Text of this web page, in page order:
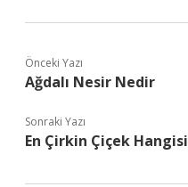
Önceki Yazı
Ağdalı Nesir Nedir
Sonraki Yazı
En Çirkin Çiçek Hangisi